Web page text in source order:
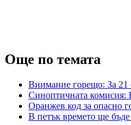
Още по темата
Внимание горещо: За 21
Синоптичната комисия:
Оранжев код за опасно
В петък времето ще